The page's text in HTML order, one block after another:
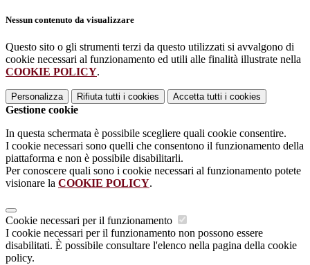
Nessun contenuto da visualizzare
Questo sito o gli strumenti terzi da questo utilizzati si avvalgono di
cookie necessari al funzionamento ed utili alle finalità illustrate nella
COOKIE POLICY.
Personalizza Rifiuta tutti i cookies Accetta tutti i cookies
Gestione cookie
In questa schermata è possibile scegliere quali cookie consentire.
I cookie necessari sono quelli che consentono il funzionamento della
piattaforma e non è possibile disabilitarli.
Per conoscere quali sono i cookie necessari al funzionamento potete
visionare la COOKIE POLICY.
Cookie necessari per il funzionamento
I cookie necessari per il funzionamento non possono essere
disabilitati. È possibile consultare l'elenco nella pagina della cookie
policy.